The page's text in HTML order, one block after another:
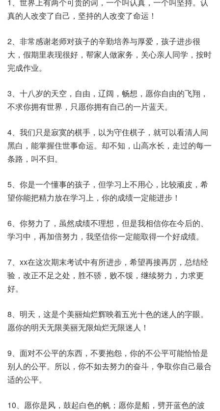
真的人改变了自己，坚持的人改变了命运！
2、非常感谢老师对孩子的辛勤培养与厚爱，孩子进步很
大，假期里表现很好，帮家人做家务，关心亲人同学，按时
完成作业。
3、十八岁的天空，自由，辽阔，畅想，愿你自由的飞翔，
不求你拥有世界，只愿你拥有自己的一片蓝天。
4、我们只是寂寞的棋手，以为守住棋子，就可以看清人间
黑白，能掌握住世事命运。却不知，山高水长，走过的每一
条路，叫不归。
5、你是一个懂事的孩子，但学习上不用心，比较顽皮，希
望你能把精力放在学习上，你的成绩一定能进步！
6、你努力了，虽然成绩不理想，但是我相信你在今后的、
学习中，再加倍努力，我坚信你一定能取得一个好成绩。
7、xx在这次期末考试中有所进步，希望再接再厉，总结经
验，改正不足之处，胜不骄，败不馁，继续努力，力求更
好。
8、明天，这是个美丽灿烂辉映着五光十色的迷人的字眼。
愿你的明天无限美丽无限灿烂无限迷人！
9、面对不公平的东西，不要抱怨，你的不公平可能恰恰是
别人的公平。所以，你不如去努力的奋斗，争取你自己最合
适的公平。
10、愿你是风，鼓起白色的帆；愿你是船，劈开蓝色的波